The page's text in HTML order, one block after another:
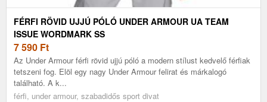
FÉRFI RÖVID UJJÚ PÓLÓ UNDER ARMOUR UA TEAM
ISSUE WORDMARK SS
7 590 Ft
Az Under Armour férfi rövid ujjú póló a modern stílust kedvelő férfiak
tetszeni fog. Elöl egy nagy Under Armour felirat és márkalogó
található. A k...
férfi, under armour, szabadidős sport divat